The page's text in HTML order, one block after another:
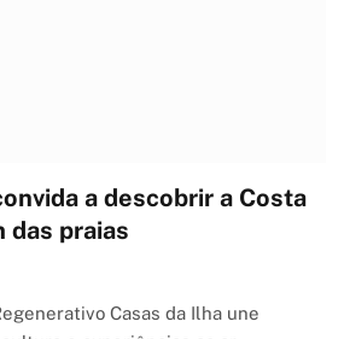
a descobrir a Costa
das praias
Casas da Ilha une